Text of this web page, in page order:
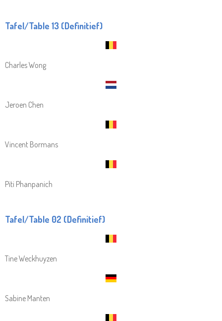
Tafel/Table 13 (Definitief)
Charles Wong
Jeroen Chen
Vincent Bormans
Piti Phanpanich
Tafel/Table 02 (Definitief)
Tine Weckhuyzen
Sabine Manten